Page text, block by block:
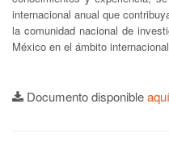
internacional anual que
la comunidad nacional de
México en el ámbito
Documento disponibleaquí